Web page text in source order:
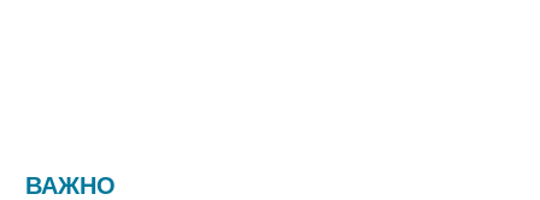
ВАЖНО